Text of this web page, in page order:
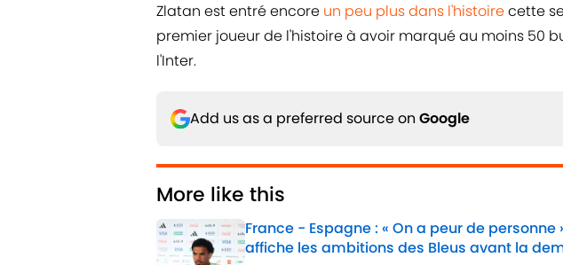
Zlatan est entré encore un peu plus dans l'histoirecette
premier joueur de l'histoire à avoir marqué au moins 50
l'Inter.
Add us as a preferred source on Google
More like this
France - Espagne : « On a peur de personne
affiche les ambitions des Bleus avant la